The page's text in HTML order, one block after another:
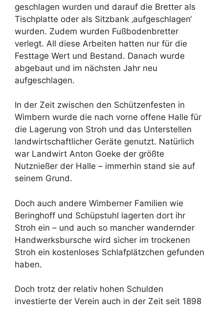
geschlagen wurden und darauf die Bretter als
Tischplatte oder als Sitzbank ‚aufgeschlagen‘
wurden. Zudem wurden Fußbodenbretter
verlegt. All diese Arbeiten hatten nur für die
Festtage Wert und Bestand. Danach wurde
abgebaut und im nächsten Jahr neu
aufgeschlagen.
In der Zeit zwischen den Schützenfesten in
Wimbern wurde die nach vorne offene Halle für
die Lagerung von Stroh und das Unterstellen
landwirtschaftlicher Geräte genutzt. Natürlich
war Landwirt Anton Goeke der größte
Nutznießer der Halle – immerhin stand sie auf
seinem Grund.
Doch auch andere Wimberner Familien wie
Beringhoff und Schüpstuhl lagerten dort ihr
Stroh ein – und auch so mancher wandernder
Handwerksbursche wird sicher im trockenen
Stroh ein kostenloses Schlafplätzchen gefunden
haben.
Doch trotz der relativ hohen Schulden
investierte der Verein auch in der Zeit seit 1898